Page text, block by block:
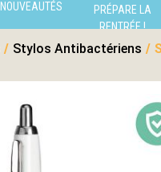
NOUVEAUTÉS
PRÉPARE LA
RENTRÉE !
/ Stylos Antibactériens /